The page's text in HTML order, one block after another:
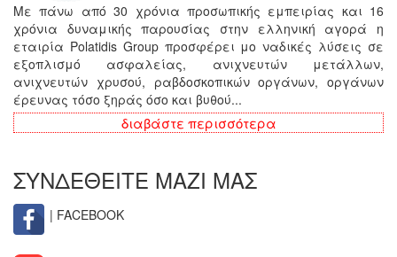
Με πάνω από 30 χρόνια προσωπικής εμπειρίας και 16
χρόνια δυναμικής παρουσίας στην ελληνική αγορά η
εταιρία Polatidis Group προσφέρει μο ναδικές λύσεις σε
εξοπλισμό ασφαλείας, ανιχνευτών μετάλλων,
ανιχνευτών χρυσού, ραβδοσκοπικών οργάνων, οργάνων
έρευνας τόσο ξηράς όσο και βυθού...
διαβάστε περισσότερα
ΣΥΝΔΕΘΕΙΤΕ ΜΑΖΙ ΜΑΣ
| FACEBOOK